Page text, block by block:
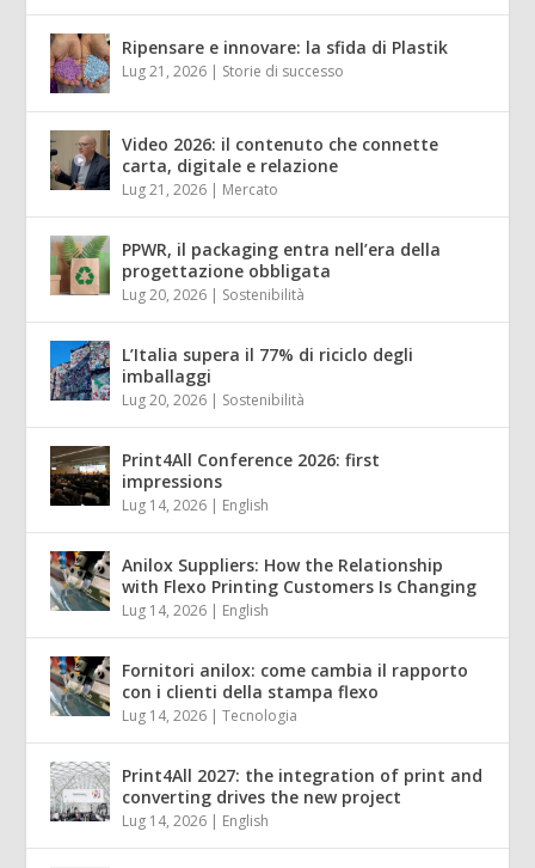
Ripensare e innovare: la sfida di Plastik
Lug 21, 2026 | Storie di successo
Video 2026: il contenuto che connette
carta, digitale e relazione
Lug 21, 2026 | Mercato
PPWR, il packaging entra nell’era della
progettazione obbligata
Lug 20, 2026 | Sostenibilità
L’Italia supera il 77% di riciclo degli
imballaggi
Lug 20, 2026 | Sostenibilità
Print4All Conference 2026: first
impressions
Lug 14, 2026 | English
Anilox Suppliers: How the Relationship
with Flexo Printing Customers Is Changing
Lug 14, 2026 | English
Fornitori anilox: come cambia il rapporto
con i clienti della stampa flexo
Lug 14, 2026 |Tecnologia
Print4All 2027: the integration of print and
converting drives the new project
Lug 14, 2026 | English